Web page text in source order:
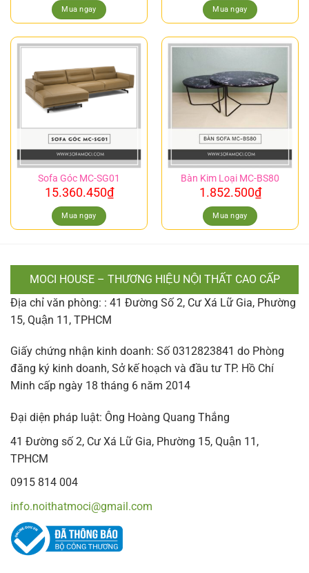
Mua ngay Mua ngay
Sofa Góc MC-SG01
15.360.450₫
Mua ngay
Bàn Kim Loại MC-BS80
1.852.500₫
Mua ngay
MOCI HOUSE – THƯƠNG HIỆU NỘI THẤT CAO CẤP
Địa chỉ văn phòng: : 41 Đường Số 2, Cư Xá Lữ Gia, Phường
15, Quận 11, TPHCM
Giấy chứng nhận kinh doanh: Số 0312823841 do Phòng
đăng ký kinh doanh, Sở kế hoạch và đầu tư TP. Hồ Chí
Minh cấp ngày 18 tháng 6 năm 2014
Đại diện pháp luật: Ông Hoàng Quang Thắng
41 Đường số 2, Cư Xá Lữ Gia, Phường 15, Quận 11,
TPHCM
0915 814 004
info.noithatmoci@gmail.com